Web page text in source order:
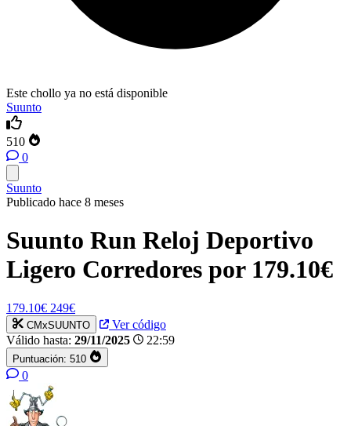
Este chollo ya no está disponible
Suunto
510
0
Suunto
Publicado hace 8 meses
Suunto Run Reloj Deportivo
Ligero Corredores por 179.10€
179.10€ 249€
CMxSUUNTO
Ver código
Válido hasta: 29/11/2025 22:59
Puntuación: 510
0